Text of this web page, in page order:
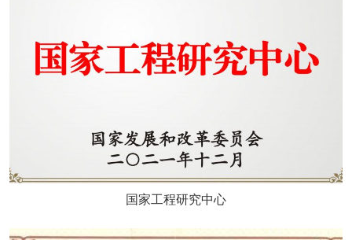
国家工程研究中心